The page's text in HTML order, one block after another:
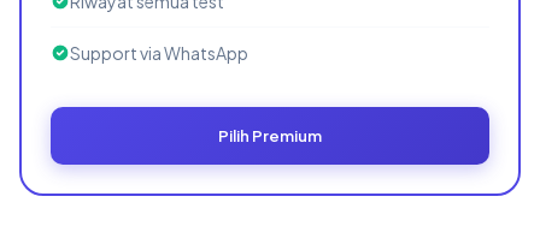
Support via WhatsApp
Pilih Premium